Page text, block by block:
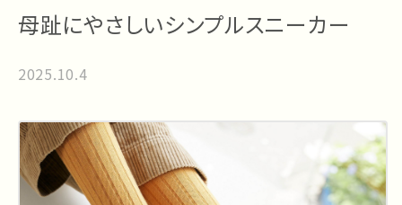
母趾にやさしいシンプルスニーカー
2025.10.4